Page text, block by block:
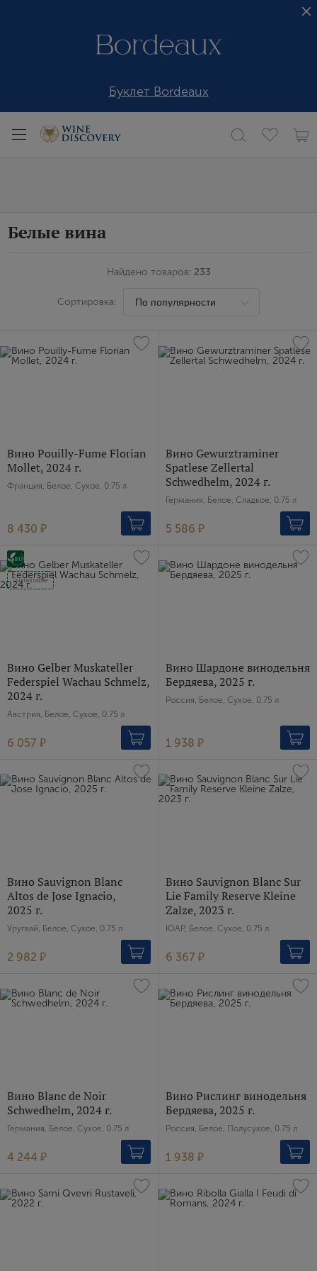
Буклет Bordeaux
Белые вина
Найдено товаров: 233
Сортировка:
Вино Pouilly-Fume Florian
Mollet, 2024 г.
Франция, Белое, Сухое, 0.75 л
8 430 ₽
Вино Gewurztraminer
Spatlese Zellertal
Schwedhelm, 2024 г.
Германия, Белое, Сладкое, 0.75 л
5 586 ₽
Sustainable
Вино Gelber Muskateller
Federspiel Wachau Schmelz,
2024 г.
Австрия, Белое, Сухое, 0.75 л
6 057 ₽
Вино Шардоне винодельня
Бердяева, 2025 г.
Россия, Белое, Сухое, 0.75 л
1 938 ₽
Вино Sauvignon Blanc
Altos de Jose Ignacio,
2025 г.
Уругвай, Белое, Сухое, 0.75 л
2 982 ₽
Вино Sauvignon Blanc Sur
Lie Family Reserve Kleine
Zalze, 2023 г.
ЮАР, Белое, Сухое, 0.75 л
6 367 ₽
Вино Blanc de Noir
Schwedhelm, 2024 г.
Германия, Белое, Сухое, 0.75 л
4 244 ₽
Вино Рислинг винодельня
Бердяева, 2025 г.
Россия, Белое, Полусухое, 0.75 л
1 938 ₽